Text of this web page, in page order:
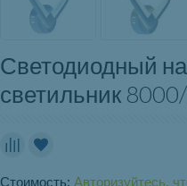
Светодиодный
светильник
Стоимость: Авторизуйтесь,